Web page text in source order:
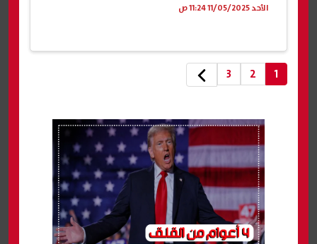
الأحد 11/05/2025 11:24 ص
1
2
3